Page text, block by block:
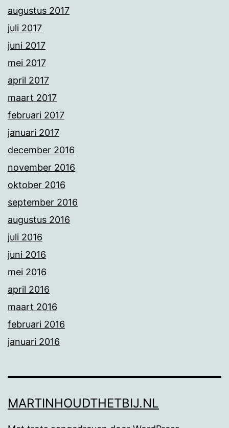
augustus 2017
juli 2017
juni 2017
mei 2017
april 2017
maart 2017
februari 2017
januari 2017
december 2016
november 2016
oktober 2016
september 2016
augustus 2016
juli 2016
juni 2016
mei 2016
april 2016
maart 2016
februari 2016
januari 2016
MARTINHOUDTHETBIJ.NL